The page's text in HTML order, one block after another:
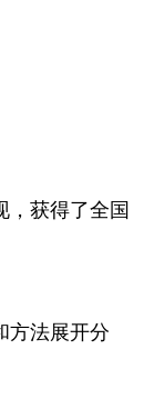
，获得了全国
方法展开分